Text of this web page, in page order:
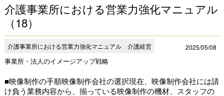
介護事業所における営業力強化マニュアル
（18）
介護事業所における営業力強化マニュアル 介護経営 2025/05/08
事業所・法人のイメージアップ戦略
■映像制作の手順映像制作会社の選択現在、映像制作会社には請
け負う業務内容から、揃っている映像制作の機材、スタッフの